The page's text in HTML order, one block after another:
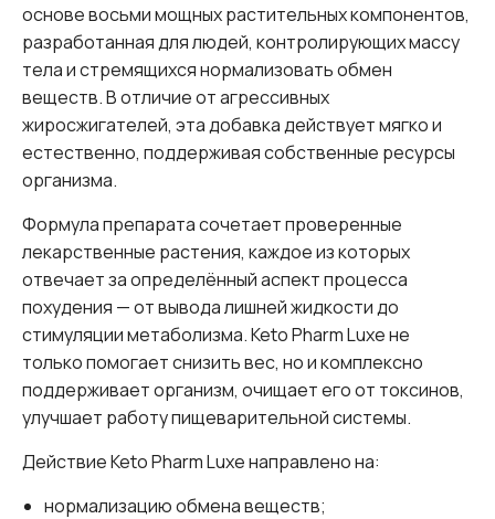
основе восьми мощных растительных компонентов,
разработанная для людей, контролирующих массу
тела и стремящихся нормализовать обмен
веществ. В отличие от агрессивных
жиросжигателей, эта добавка действует мягко и
естественно, поддерживая собственные ресурсы
организма.
Формула препарата сочетает проверенные
лекарственные растения, каждое из которых
отвечает за определённый аспект процесса
похудения — от вывода лишней жидкости до
стимуляции метаболизма. Keto Pharm Luxe не
только помогает снизить вес, но и комплексно
поддерживает организм, очищает его от токсинов,
улучшает работу пищеварительной системы.
Действие Keto Pharm Luxe направлено на:
нормализацию обмена веществ;